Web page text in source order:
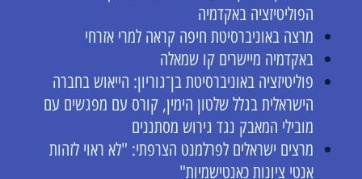
הפוליטיזציה באקדמיה
מרצה באוניברסיטת חיפה קראה למרי אזרחי
באקדמיה מיישרים קו שמאלה
פוליטיזציה באוניברסיטת בן־גוריון: הייאוש בחברה
הישראלית בגלל שלטון הימין, קורס עם מפגשים עם
מובילי המאבק נגד גירוש מסתננים
מרצים ישראלים לפרלמנט הצרפתי: "לא ראוי לזהות
אנטי ציונות כאנטישמיות"